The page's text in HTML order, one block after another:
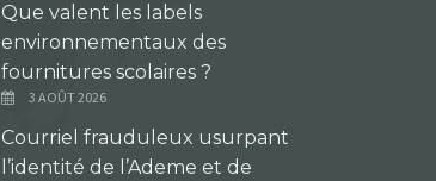
Que valent les labels
environnementaux des
fournitures scolaires ?
3 AOÛT 2026
Courriel frauduleux usurpant
l’identité de l’Ademe et de